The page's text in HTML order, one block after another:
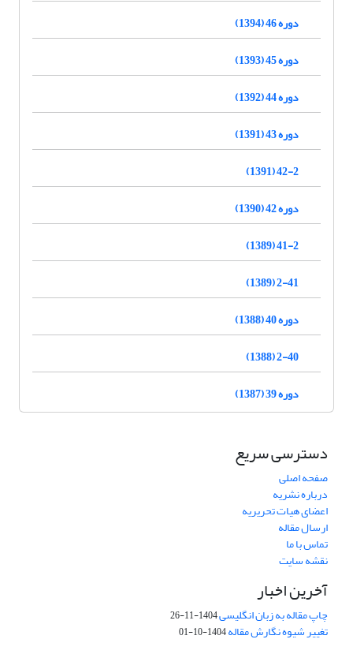
دوره 46 (1394)
دوره 45 (1393)
دوره 44 (1392)
دوره 43 (1391)
42-2 (1391)
دوره 42 (1390)
41-2 (1389)
2-41 (1389)
دوره 40 (1388)
2-40 (1388)
دوره 39 (1387)
دسترسی سریع
صفحه اصلی
درباره نشریه
اعضای هیات تحریریه
ارسال مقاله
تماس با ما
نقشه سایت
آخرین اخبار
چاپ مقاله به زبان انگلیسی1404-11-26
تغییر شیوه نگارش مقاله1404-10-01